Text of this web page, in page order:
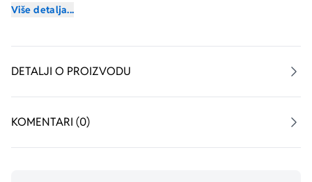
Više detalja...
DETALJI O PROIZVODU
KOMENTARI (0)